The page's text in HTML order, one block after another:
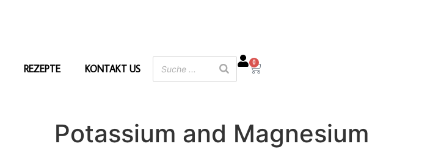
REZEPTE KONTAKT US
0
Potassium and Magnesium